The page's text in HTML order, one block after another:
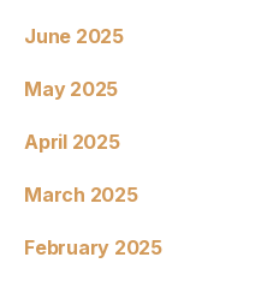
June 2025
May 2025
April 2025
March 2025
February 2025